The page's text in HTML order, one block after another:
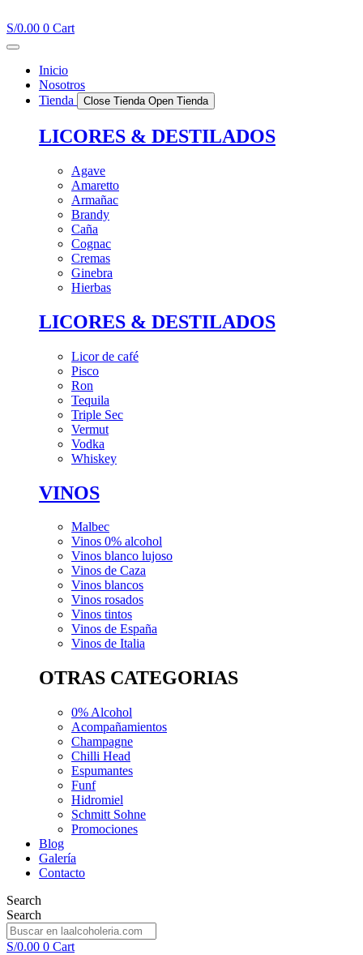
al
contenido
S/0.00 0 Cart
Inicio
Nosotros
Tienda
Close Tienda Open Tienda
LICORES & DESTILADOS
Agave
Amaretto
Armañac
Brandy
Caña
Cognac
Cremas
Ginebra
Hierbas
LICORES & DESTILADOS
Licor de café
Pisco
Ron
Tequila
Triple Sec
Vermut
Vodka
Whiskey
VINOS
Malbec
Vinos 0% alcohol
Vinos blanco lujoso
Vinos de Caza
Vinos blancos
Vinos rosados
Vinos tintos
Vinos de España
Vinos de Italia
OTRAS CATEGORIAS
0% Alcohol
Acompañamientos
Champagne
Chilli Head
Espumantes
Funf
Hidromiel
Schmitt Sohne
Promociones
Blog
Galería
Contacto
Search
Search
S/0.00 0 Cart